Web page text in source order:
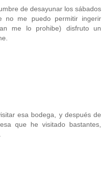
de desayunar los sábados
no me puedo permitir ingerir
me lo prohibe) disfruto un
esa bodega, y después de
que he visitado bastantes,